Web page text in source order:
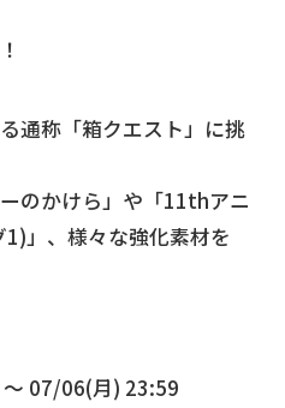
通称「箱クエスト」に挑
のかけら」や「11thアニ
」、様々な強化素材を
07/06(月) 23:59